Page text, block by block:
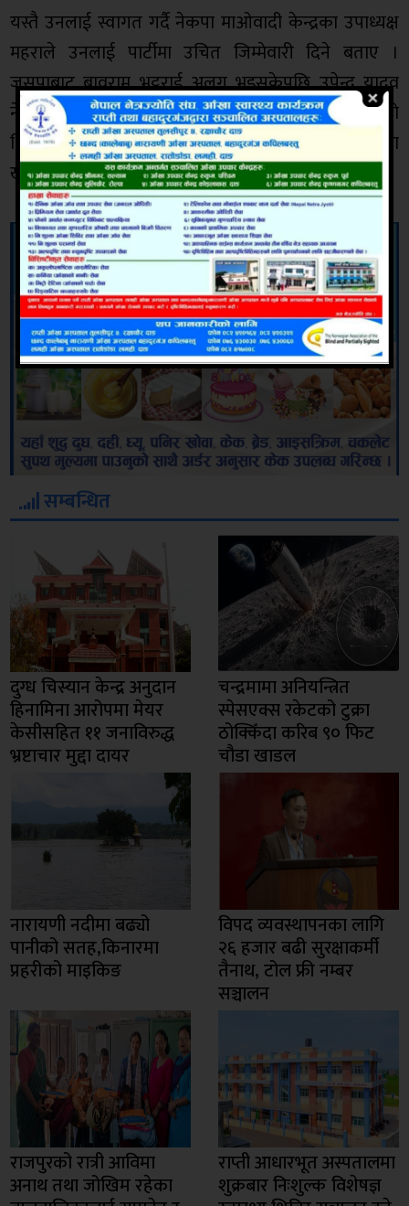
यस्तै उनलाई स्वागत गर्दै नेकपा माओवादी केन्द्रका उपाध्यक्ष
महराले उनलाई पार्टीमा उचित जिम्मेवारी दिने बताए ।
जसपाबाट बावुुराम भट्टराई अलग भइसकेपछि उपेन्द्र यादव
नेतृत्वको जसपाले उनलाई केन्द्रीय सदस्यमा मनोनित गरेको
थियो । चौधरी लामो समय आदीवासी जनजाती आन्दोलनमा
खारिएको नेतृ हुन् ।
सम्बन्धित
दुग्ध चिस्यान केन्द्र अनुदान
हिनामिना आरोपमा मेयर
केसीसहित ११ जनाविरुद्ध
भ्रष्टाचार मुद्दा दायर
चन्द्रमामा अनियन्त्रित
स्पेसएक्स रकेटको टुक्रा
ठोक्किँदा करिब ९० फिट
चौडा खाडल
नारायणी नदीमा बढ्यो
पानीको सतह,किनारमा
प्रहरीको माइकिङ
विपद व्यवस्थापनका लागि
२६ हजार बढी सुरक्षाकर्मी
तैनाथ, टोल फ्री नम्बर
सञ्चालन
राजपुरको रात्री आविमा
अनाथ तथा जोखिम रहेका
राप्ती आधारभूत अस्पतालमा
शुक्रबार निःशुल्क विशेषज्ञ